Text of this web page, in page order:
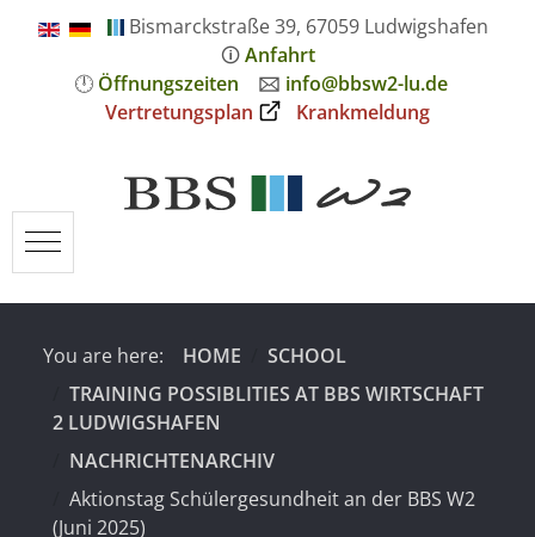
Bismarckstraße 39, 67059 Ludwigshafen
🛈Anfahrt
🕛 Öffnungszeiten 🖂 info@bbsw2-lu.de
Vertretungsplan
Krankmeldung
Mobile Menu Toggle
You are here: HOME
SCHOOL
TRAINING POSSIBLITIES AT BBS WIRTSCHAFT
2 LUDWIGSHAFEN
NACHRICHTENARCHIV
Aktionstag Schülergesundheit an der BBS W2
(Juni 2025)